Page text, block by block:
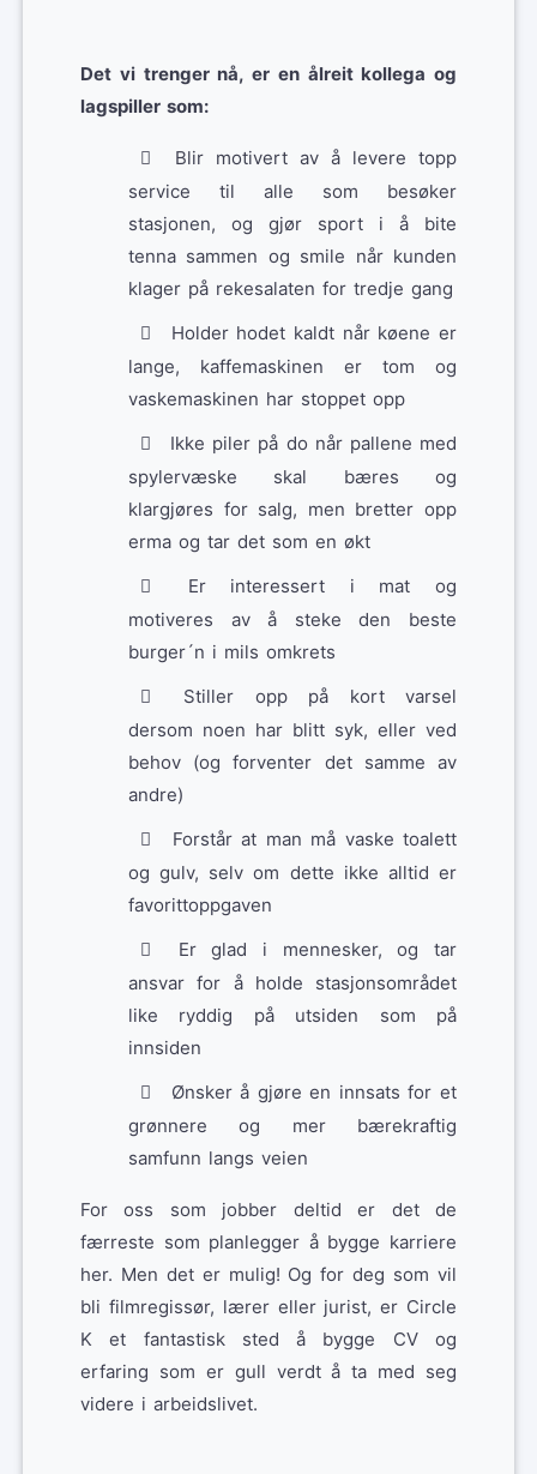
Det vi trenger nå, er en ålreit kollega og
lagspiller som:
Blir motivert av å levere topp
service til alle som besøker
stasjonen, og gjør sport i å bite
tenna sammen og smile når kunden
klager på rekesalaten for tredje gang
Holder hodet kaldt når køene er
lange, kaffemaskinen er tom og
vaskemaskinen har stoppet opp
Ikke piler på do når pallene med
spylervæske skal bæres og
klargjøres for salg, men bretter opp
erma og tar det som en økt
Er interessert i mat og
motiveres av å steke den beste
burger´n i mils omkrets
Stiller opp på kort varsel
dersom noen har blitt syk, eller ved
behov (og forventer det samme av
andre)
Forstår at man må vaske toalett
og gulv, selv om dette ikke alltid er
favorittoppgaven
Er glad i mennesker, og tar
ansvar for å holde stasjonsområdet
like ryddig på utsiden som på
innsiden
Ønsker å gjøre en innsats for et
grønnere og mer bærekraftig
samfunn langs veien
For oss som jobber deltid er det de
færreste som planlegger å bygge karriere
her. Men det er mulig! Og for deg som vil
bli filmregissør, lærer eller jurist, er Circle
K et fantastisk sted å bygge CV og
erfaring som er gull verdt å ta med seg
videre i arbeidslivet.